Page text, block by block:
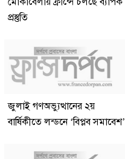
প্রস্তুতি
জুলাই গণঅভ্যুত্থানের ২য়
বার্ষিকীতে লন্ডনে ‘বিপ্লব সমাবেশ’